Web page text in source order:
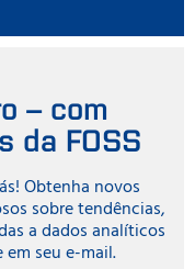
– com
da FOSS
Obtenha novos
sobre tendências,
a dados analíticos
seu e-mail.